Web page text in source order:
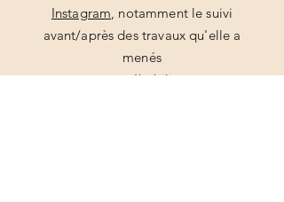
Instagram, notamment le suivi
avant/après des travaux qu'elle a
menés
pour réhabiliter